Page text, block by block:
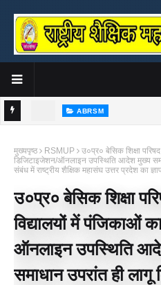
ABRSM
किया पुस्तक का भव्य लोकार्पण
मुख्यपृष्ठ RSMUP
उ०प्र० बेसिक शिक्षा
डिजिटाइजेशन/ऑनलाइन उपस्थिति आदेश मुख्य
संबंध में राष्ट्रीय शैक्षिक महासंघ उत्तर प्रदेश का
उ०प्र० बेसिक शिक्षा
विद्यालयों में पंजिकाओं
ऑनलाइन उपस्थिति
समाधान उपरांत ही